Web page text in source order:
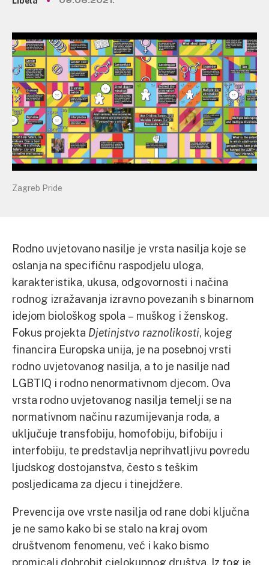
Zagreb Pride
Rodno uvjetovano nasilje je vrsta nasilja koje se
oslanja na specifičnu raspodjelu uloga,
karakteristika, ukusa, odgovornosti i načina
rodnog izražavanja izravno povezanih s binarnom
idejom biološkog spola – muškog i ženskog.
Fokus projekta Djetinjstvo raznolikosti, kojeg
financira Europska unija, je na posebnoj vrsti
rodno uvjetovanog nasilja, a to je nasilje nad
LGBTIQ i rodno nenormativnom djecom. Ova
vrsta rodno uvjetovanog nasilja temelji se na
normativnom načinu razumijevanja roda, a
uključuje transfobiju, homofobiju, bifobiju i
interfobiju, te predstavlja neprihvatljivu povredu
ljudskog dostojanstva, često s teškim
posljedicama za djecu i tinejdžere.
Prevencija ove vrste nasilja od rane dobi ključna
je ne samo kako bi se stalo na kraj ovom
društvenom fenomenu, već i kako bismo
promicali dobrobit cjelokupnog društva. Iz tog je